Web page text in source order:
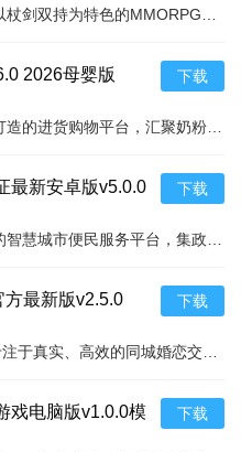
2026母婴版 下载
最新安卓版v5.0.0
下载
最新版v2.5.0
下载
戏电脑版v1.0.0模
下载